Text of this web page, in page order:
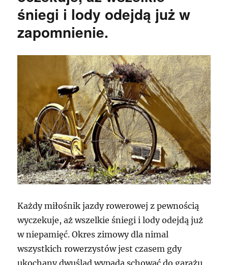
śniegi i lody odejdą już w
zapomnienie.
Każdy miłośnik jazdy rowerowej z pewnością
wyczekuje, aż wszelkie śniegi i lody odejdą już
w niepamięć. Okres zimowy dla nimal
wszystkich rowerzystów jest czasem gdy
ukochany dwuślad wypada schować do garażu,